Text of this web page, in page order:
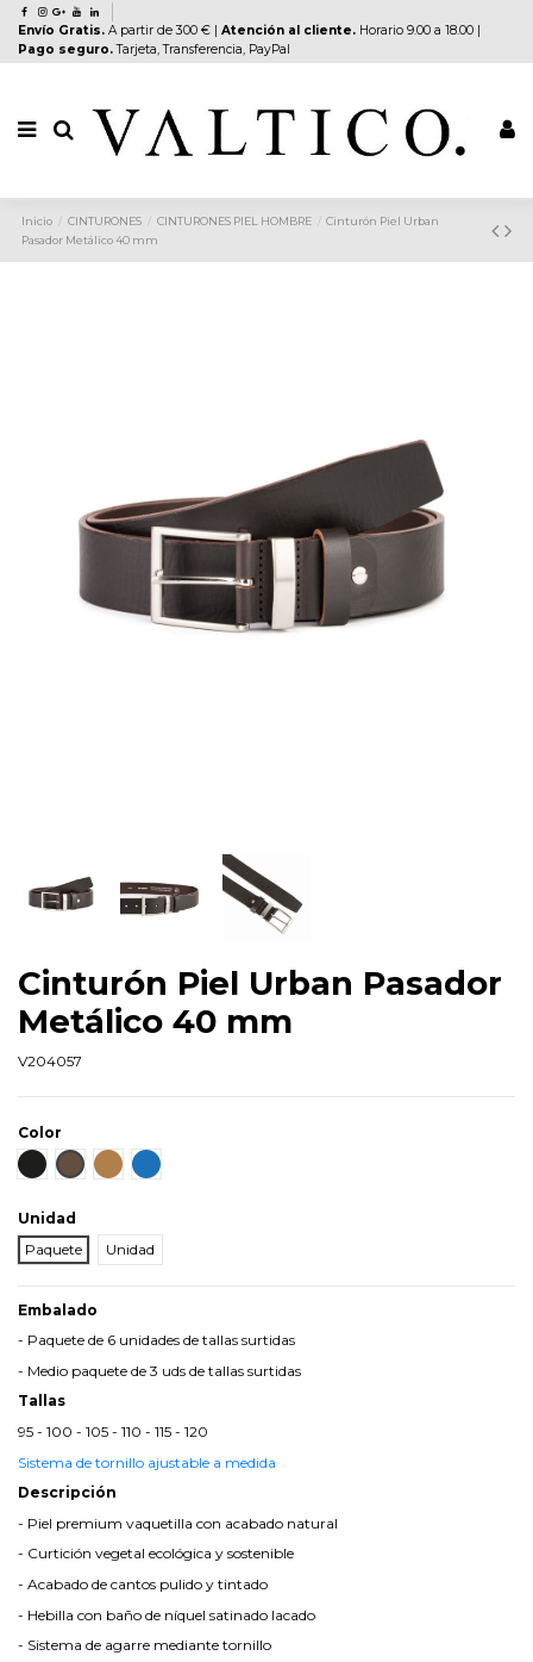
Envío Gratis. A partir de 300 € | Atención al cliente. Horario 9.00 a 18.00 |
Pago seguro.Tarjeta, Transferencia, PayPal
Inicio CINTURONES CINTURONES PIEL HOMBRE
Cinturón Piel Urban
Pasador Metálico 40 mm
Cinturón Piel Urban Pasador
Metálico 40 mm
V204057
Color
Negro
Marrón Cuero Azul
Unidad
Paquete
Unidad
Embalado
- Paquete de 6 unidades de tallas surtidas
- Medio paquete de 3 uds de tallas surtidas
Tallas
95 - 100 - 105 - 110 - 115 - 120
Sistema de tornillo ajustable a medida
Descripción
- Piel premium vaquetilla con acabado natural
- Curtición vegetal ecológica y sostenible
- Acabado de cantos pulido y tintado
- Hebilla con baño de níquel satinado lacado
- Sistema de agarre mediante tornillo